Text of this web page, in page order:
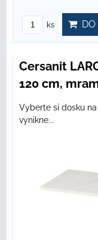
ks DO
Cersanit
120 cm,
Vyberte si dosku
vynikne...